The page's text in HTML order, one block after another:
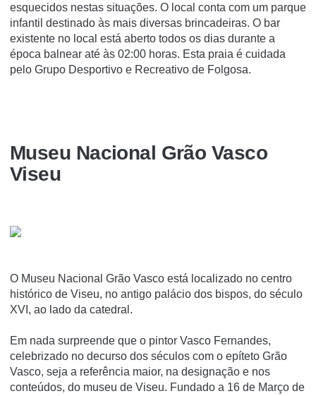
esquecidos nestas situações. O local conta com um parque
infantil destinado às mais diversas brincadeiras. O bar
existente no local está aberto todos os dias durante a
época balnear até às 02:00 horas. Esta praia é cuidada
pelo Grupo Desportivo e Recreativo de Folgosa.
Museu Nacional Grão Vasco
Viseu
O Museu Nacional Grão Vasco está localizado no centro
histórico de Viseu, no antigo palácio dos bispos, do século
XVI, ao lado da catedral.
Em nada surpreende que o pintor Vasco Fernandes,
celebrizado no decurso dos séculos com o epí­teto Grão
Vasco, seja a referência maior, na designação e nos
conteúdos, do museu de Viseu. Fundado a 16 de Março de